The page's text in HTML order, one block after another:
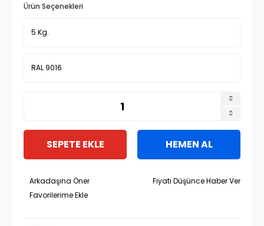
Ürün Seçenekleri
SEPETE EKLE HEMEN AL
Arkadaşına Öner Fiyatı Düşünce Haber Ver